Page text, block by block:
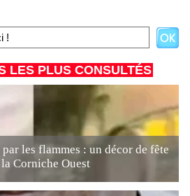
LES PLUS CONSULTÉS
les flammes : un décor de fête
Corniche Ouest